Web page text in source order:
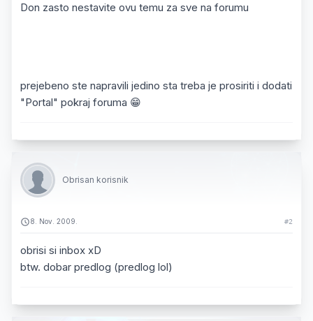
Don zasto nestavite ovu temu za sve na forumu
prejebeno ste napravili jedino sta treba je prosiriti i dodati
"Portal" pokraj foruma 😁
Obrisan korisnik
8. Nov. 2009. #2
obrisi si inbox xD
btw. dobar predlog (predlog lol)